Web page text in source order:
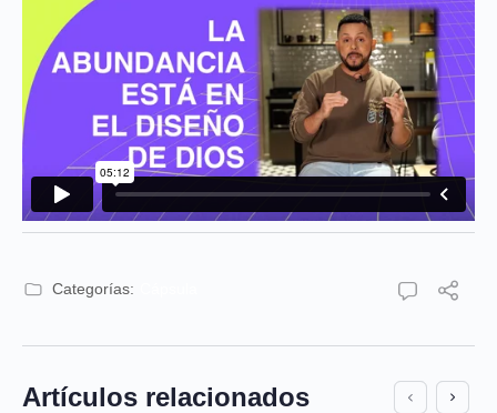
Categorías:
Artículos relacionados